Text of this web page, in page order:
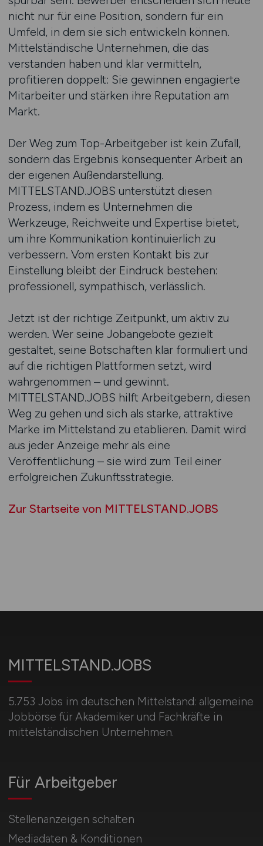
nicht nur für eine Position, sondern für ein
Umfeld, in dem sie sich entwickeln können.
Mittelständische Unternehmen, die das
verstanden haben und klar vermitteln,
profitieren doppelt: Sie gewinnen engagierte
Mitarbeiter und stärken ihre Reputation am
Markt.
Der Weg zum Top-Arbeitgeber ist kein Zufall,
sondern das Ergebnis konsequenter Arbeit an
der eigenen Außendarstellung.
MITTELSTAND.JOBS unterstützt diesen
Prozess, indem es Unternehmen die
Werkzeuge, Reichweite und Expertise bietet,
um ihre Kommunikation kontinuierlich zu
verbessern. Vom ersten Kontakt bis zur
Einstellung bleibt der Eindruck bestehen:
professionell, sympathisch, verlässlich.
Jetzt ist der richtige Zeitpunkt, um aktiv zu
werden. Wer seine Jobangebote gezielt
gestaltet, seine Botschaften klar formuliert und
auf die richtigen Plattformen setzt, wird
wahrgenommen – und gewinnt.
MITTELSTAND.JOBS hilft Arbeitgebern, diesen
Weg zu gehen und sich als starke, attraktive
Marke im Mittelstand zu etablieren. Damit wird
aus jeder Anzeige mehr als eine
Veröffentlichung – sie wird zum Teil einer
erfolgreichen Zukunftsstrategie.
Zur Startseite von MITTELSTAND.JOBS
MITTELSTAND.JOBS
5.753 Jobs im deutschen Mittelstand: allgemeine
Jobbörse für Akademiker und Fachkräfte in
mittelständischen Unternehmen.
Für Arbeitgeber
Stellenanzeigen schalten
Mediadaten & Konditionen